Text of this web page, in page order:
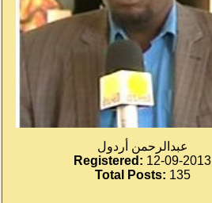
عبدالرحمن أردول
Registered: 12-09-2013
Total Posts: 135